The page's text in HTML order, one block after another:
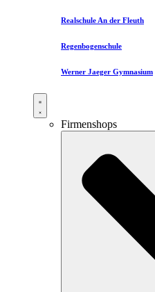
Realschule An der Fleuth
Regenbogenschule
Werner Jaeger Gymnasium
Firmenshops